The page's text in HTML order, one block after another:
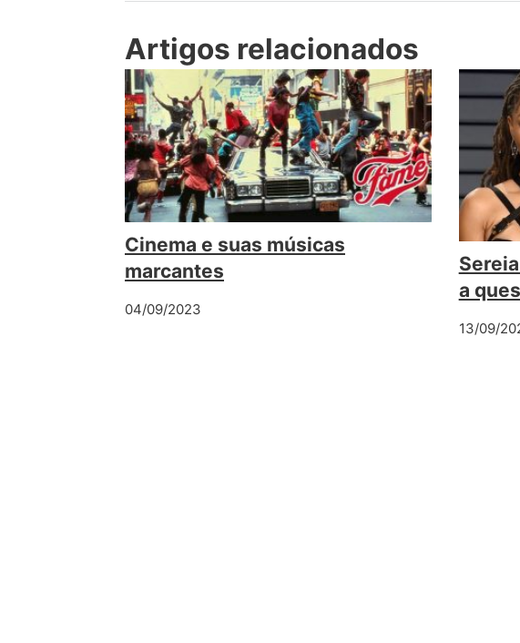
Artigos relacionados
Cinema e suas músicas
marcantes
04/09/2023
a
13/09/